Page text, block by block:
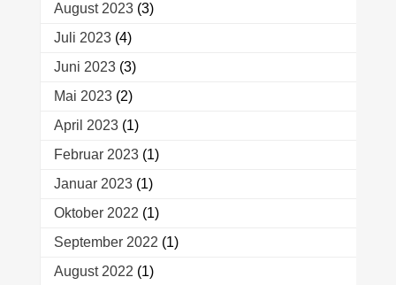
August 2023(3)
Juli 2023(4)
Juni 2023(3)
Mai 2023(2)
April 2023(1)
Februar 2023(1)
Januar 2023(1)
Oktober 2022 (1)
September 2022 (1)
August 2022 (1)